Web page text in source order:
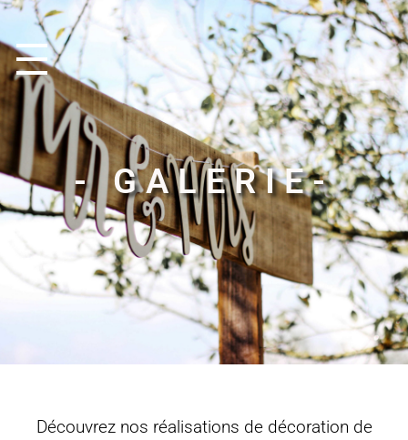
- GALERIE-
Découvrez nos réalisations de décoration de